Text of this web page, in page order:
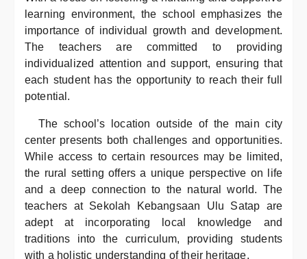
learning environment, the school emphasizes the
importance of individual growth and development.
The teachers are committed to providing
individualized attention and support, ensuring that
each student has the opportunity to reach their full
potential.
The school’s location outside of the main city
center presents both challenges and opportunities.
While access to certain resources may be limited,
the rural setting offers a unique perspective on life
and a deep connection to the natural world. The
teachers at Sekolah Kebangsaan Ulu Satap are
adept at incorporating local knowledge and
traditions into the curriculum, providing students
with a holistic understanding of their heritage.